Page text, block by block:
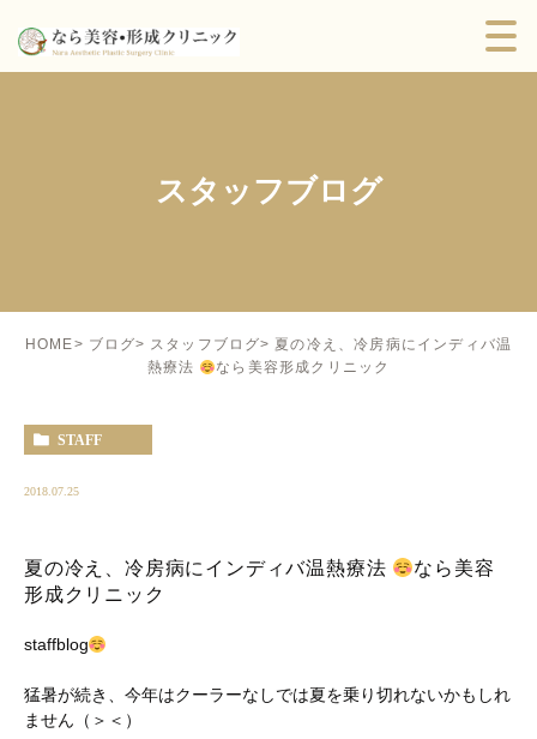
スタッフブログ
HOME ブログ スタッフブログ
夏の冷え、冷房病にインディバ温
熱療法
なら美容形成クリニック
STAFF
2018.07.25
夏の冷え、冷房病にインディバ温熱療法
なら美容
形成クリニック
staffblog
猛暑が続き、今年はクーラーなしでは夏を乗り切れないかもしれ
ません（＞＜）